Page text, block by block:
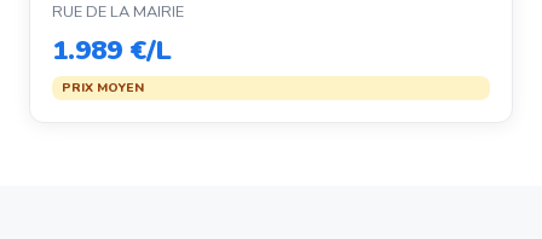
RUE DE LA MAIRIE
1.989 €/L
PRIX MOYEN